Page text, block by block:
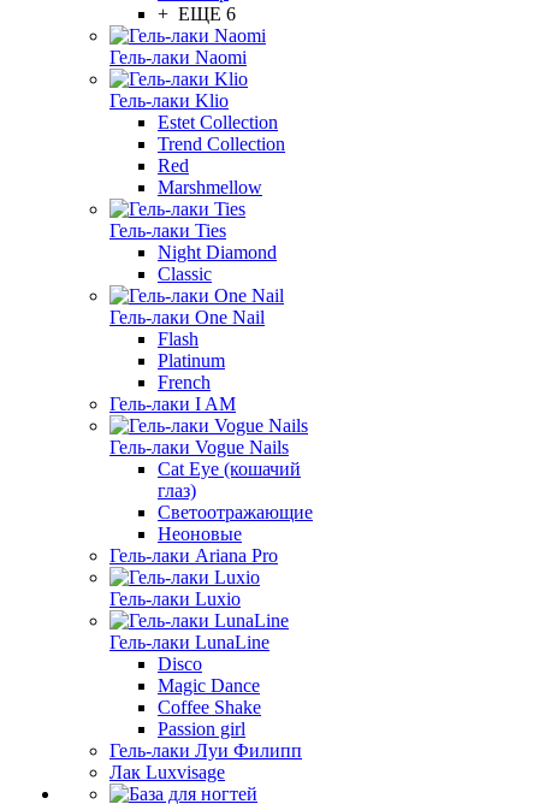
+ ЕЩЕ 6
Гель-лаки Naomi
Гель-лаки Klio
Estet Collection
Trend Collection
Red
Marshmellow
Гель-лаки Ties
Night Diamond
Classic
Гель-лаки One Nail
Flash
Platinum
French
Гель-лаки I AM
Гель-лаки Vogue Nails
Cat Eye (кошачий
глаз)
Светоотражающие
Неоновые
Гель-лаки Ariana Pro
Гель-лаки Luxio
Гель-лаки LunaLine
Disco
Magic Dance
Coffee Shake
Passion girl
Гель-лаки Луи Филипп
Лак Luxvisage